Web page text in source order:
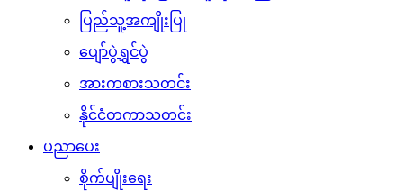
ပြည်သူ့အကျိုးပြု
ပျော်ပွဲရွှင်ပွဲ
အားကစားသတင်း
နိုင်ငံတကာသတင်း
ပညာပေး
စိုက်ပျိုးရေး